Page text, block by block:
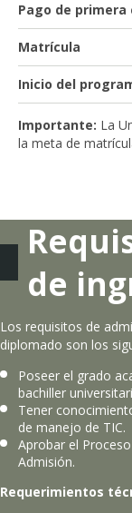
Pago de primera
Matrícula
Inicio del
Importante: La
la meta de
de
Los requisitos de
diplomado son los
Poseer el grado
bachiller
Tener
de manejo de TIC.
Aprobar el
Admisión.
Requerimientos